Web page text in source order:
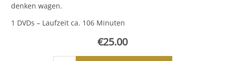
denken wagen.
1 DVDs – Laufzeit ca. 106 Minuten
€25.00